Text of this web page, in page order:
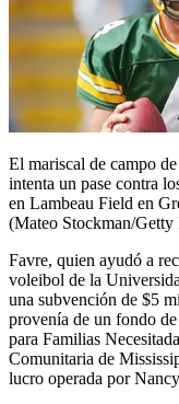
El mariscal de campo
intenta un pase contra
en Lambeau Field en
(Mateo Stockman/Getty
Favre, quien ayudó a
voleibol de la
una subvención de $5
provenía de un fondo
para Familias
Comunitaria de
lucro operada por